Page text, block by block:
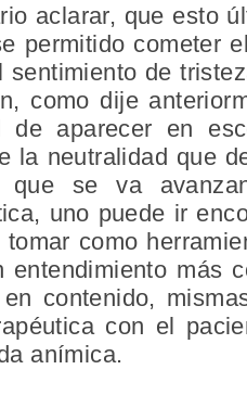
aclarar, que esto
permitido cometer
sentimiento de
como dije
de aparecer en
la neutralidad que
que se va
uno puede ir
tomar como
entendimiento más
contenido,
con el
anímica.